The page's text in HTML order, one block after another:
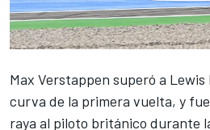
Max Verstappen superó a Lewis
curva de la primera vuelta, y
raya al piloto británico durante